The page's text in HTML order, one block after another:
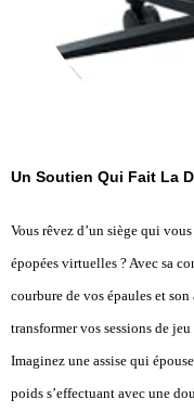
Un Soutien Qui Fait La
Vous rêvez d’un siège qui
épopées virtuelles ? Avec sa
courbure de vos épaules et
transformer vos sessions de
Imaginez une assise qui
poids s’effectuant avec une